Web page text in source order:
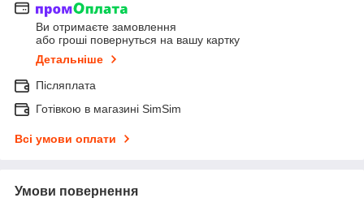
Ви отримаєте замовлення
або гроші повернуться на вашу картку
Детальніше
Післяплата
Готівкою в магазині SimSim
Всі умови оплати
Умови повернення